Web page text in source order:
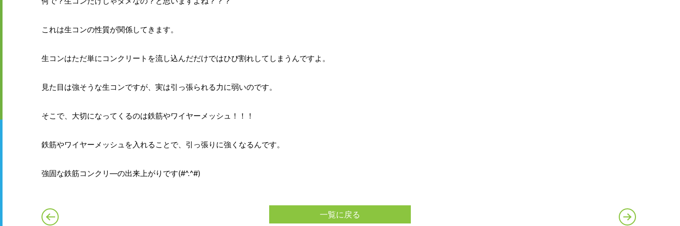
これは生コンの性質が関係してきます。
生コンはただ単にコンクリートを流し込んだだけではひび割れしてしまうんですよ。
見た目は強そうな生コンですが、実は引っ張られる力に弱いのです。
そこで、大切になってくるのは鉄筋やワイヤーメッシュ！！！
鉄筋やワイヤーメッシュを入れることで、引っ張りに強くなるんです。
強固な鉄筋コンクリ―の出来上がりです(#^.^#)
一覧に戻る